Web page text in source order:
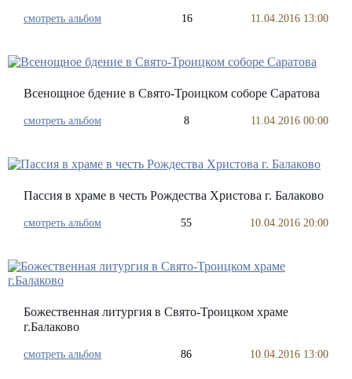
смотреть альбом 16 11.04.2016 13:00
Всенощное бдение в Свято-Троицком соборе Саратова
смотреть альбом 8 11.04.2016 00:00
Пассия в храме в честь Рождества Христова г. Балаково
смотреть альбом 55 10.04.2016 20:00
Божественная литургия в Свято-Троицком храме
г.Балаково
смотреть альбом 86 10.04.2016 13:00